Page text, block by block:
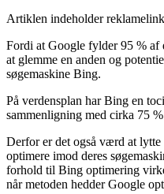
Artiklen indeholder
Fordi at Google fylder 95 % af
at glemme en anden og
søgemaskine Bing.
På verdensplan har Bing en
sammenligning med cirka 75
Derfor er det også værd at
optimere imod deres
forhold til Bing optimering
når metoden hedder Google